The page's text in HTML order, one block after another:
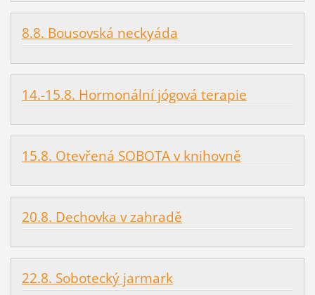
8.8. Bousovská neckyáda
14.-15.8. Hormonální jógová terapie
15.8. Otevřená SOBOTA v knihovně
20.8. Dechovka v zahradě
22.8. Sobotecký jarmark